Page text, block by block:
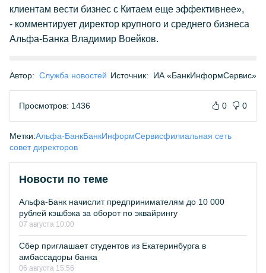
клиентам вести бизнес с Китаем еще эффективнее»,
- комментирует директор крупного и среднего бизнеса
Альфа-Банка Владимир Воейков.
Автор: Служба новостей Источник: ИА «БанкИнформСервис»
Просмотров: 1436 0 0
Метки:Альфа-БанкБанкИнформСервисфилиальная сеть
совет директоров
Новости по теме
Альфа-Банк начислит предпринимателям до 10 000
рублей кэшбэка за оборот по эквайрингу
07 августа 10:00
Сбер приглашает студентов из Екатеринбурга в
амбассадоры банка
06 августа 15:56